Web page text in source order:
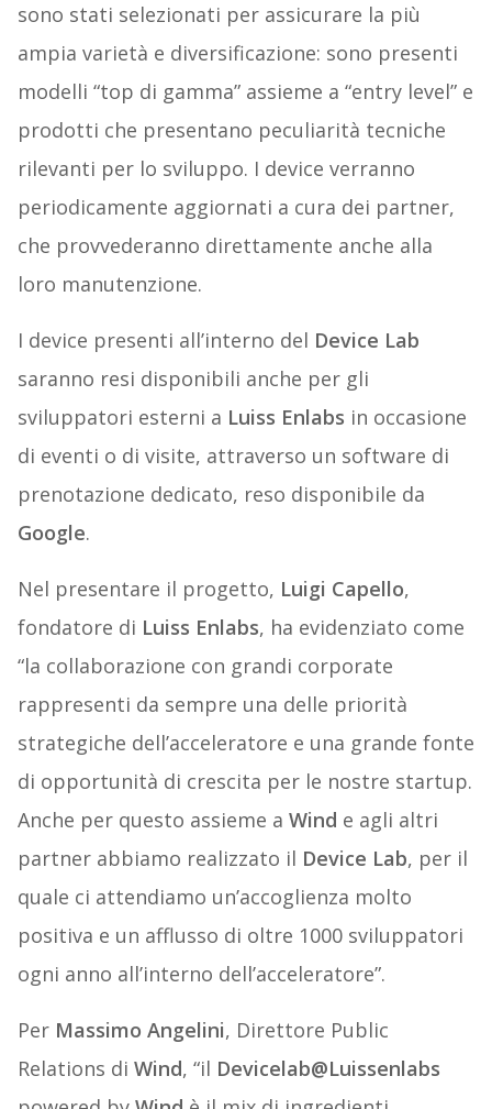
sono stati selezionati per assicurare la più
ampia varietà e diversificazione: sono presenti
modelli “top di gamma” assieme a “entry level” e
prodotti che presentano peculiarità tecniche
rilevanti per lo sviluppo. I device verranno
periodicamente aggiornati a cura dei partner,
che provvederanno direttamente anche alla
loro manutenzione.
I device presenti all’interno del Device Lab
saranno resi disponibili anche per gli
sviluppatori esterni a Luiss Enlabs in occasione
di eventi o di visite, attraverso un software di
prenotazione dedicato, reso disponibile da
Google.
Nel presentare il progetto, Luigi Capello,
fondatore di Luiss Enlabs, ha evidenziato come
“la collaborazione con grandi corporate
rappresenti da sempre una delle priorità
strategiche dell’acceleratore e una grande fonte
di opportunità di crescita per le nostre startup.
Anche per questo assieme a Wind e agli altri
partner abbiamo realizzato il Device Lab, per il
quale ci attendiamo un’accoglienza molto
positiva e un afflusso di oltre 1000 sviluppatori
ogni anno all’interno dell’acceleratore”.
Per Massimo Angelini, Direttore Public
Relations di Wind, “il Devicelab@Luissenlabs